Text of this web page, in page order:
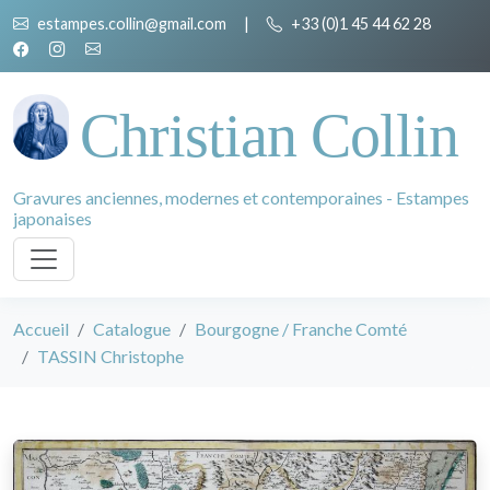
estampes.collin@gmail.com | +33 (0)1 45 44 62 28
Christian Collin
Gravures anciennes, modernes et contemporaines - Estampes
japonaises
Accueil Catalogue
Bourgogne / Franche Comté
TASSIN Christophe